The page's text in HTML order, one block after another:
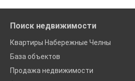
Поиск недвижимости
Квартиры Набережные Челны
База объектов
Продажа недвижимости